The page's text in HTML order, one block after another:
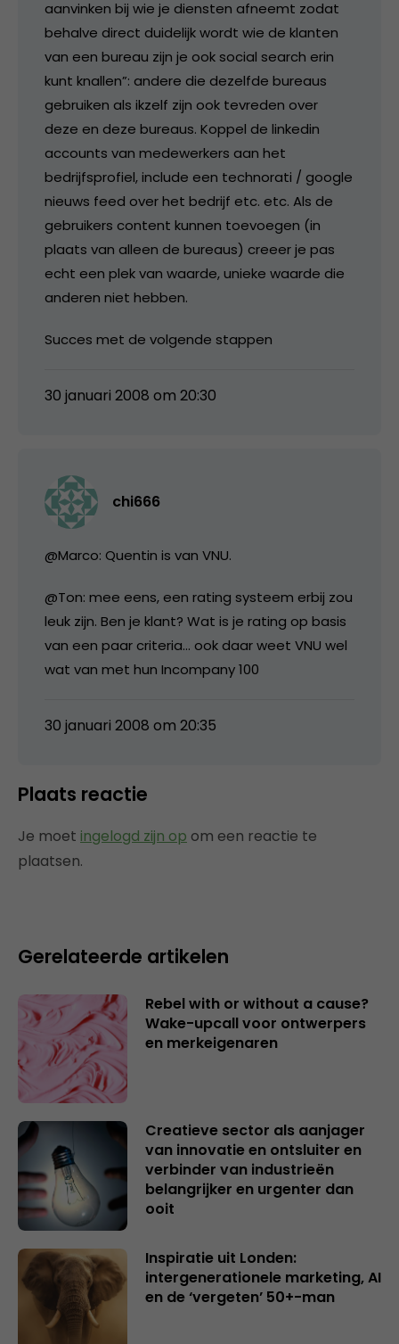
aanvinken bij wie je diensten afneemt zodat
behalve direct duidelijk wordt wie de klanten
van een bureau zijn je ook social search erin
kunt knallen”: andere die dezelfde bureaus
gebruiken als ikzelf zijn ook tevreden over
deze en deze bureaus. Koppel de linkedin
accounts van medewerkers aan het
bedrijfsprofiel, include een technorati / google
nieuws feed over het bedrijf etc. etc. Als de
gebruikers content kunnen toevoegen (in
plaats van alleen de bureaus) creeer je pas
echt een plek van waarde, unieke waarde die
anderen niet hebben.
Succes met de volgende stappen
30 januari 2008 om 20:30
chi666
@Marco: Quentin is van VNU.
@Ton: mee eens, een rating systeem erbij zou
leuk zijn. Ben je klant? Wat is je rating op basis
van een paar criteria… ook daar weet VNU wel
wat van met hun Incompany 100
30 januari 2008 om 20:35
Plaats reactie
Je moet ingelogd zijn op om een reactie te
plaatsen.
Gerelateerde artikelen
Rebel with or without a cause?
Wake-upcall voor ontwerpers
en merkeigenaren
Creatieve sector als aanjager
van innovatie en ontsluiter en
verbinder van industrieën
belangrijker en urgenter dan
ooit
Inspiratie uit Londen:
intergenerationele marketing, AI
en de ‘vergeten’ 50+-man